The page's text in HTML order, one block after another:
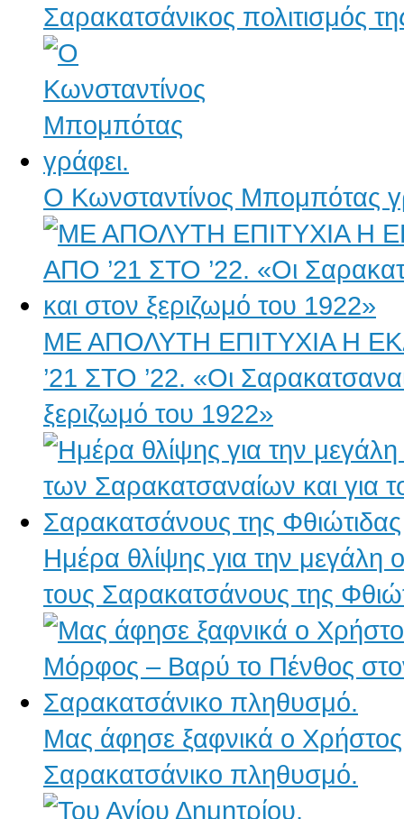
Σαρακατσάνικος πολιτισμός
Ο Κωνσταντίνος Μπομπότας
ΜΕ ΑΠΟΛΥΤΗ ΕΠΙΤΥΧΙΑ Η
’21 ΣΤΟ ’22. «Οι
ξεριζωμό του 1922»
Ημέρα θλίψης για την μεγάλη
τους Σαρακατσάνους της
Μας άφησε ξαφνικά ο
Σαρακατσάνικο πληθυσμό.